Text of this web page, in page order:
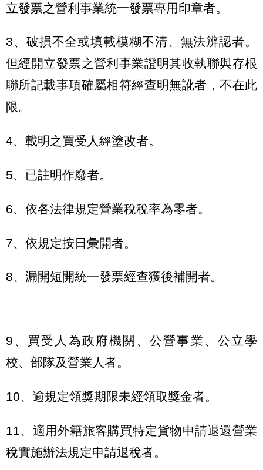
立發票之營利事業統一發票專用印章者。
3、破損不全或填載模糊不清、無法辨認者。
但經開立發票之營利事業證明其收執聯與存根
聯所記載事項確屬相符經查明無訛者，不在此
限。
4、載明之買受人經塗改者。
5、已註明作廢者。
6、依各法律規定營業稅稅率為零者。
7、依規定按日彙開者。
8、漏開短開統一發票經查獲後補開者。
9、買受人為政府機關、公營事業、公立學
校、部隊及營業人者。
10、逾規定領獎期限未經領取獎金者。
11、適用外籍旅客購買特定貨物申請退還營業
稅實施辦法規定申請退稅者。